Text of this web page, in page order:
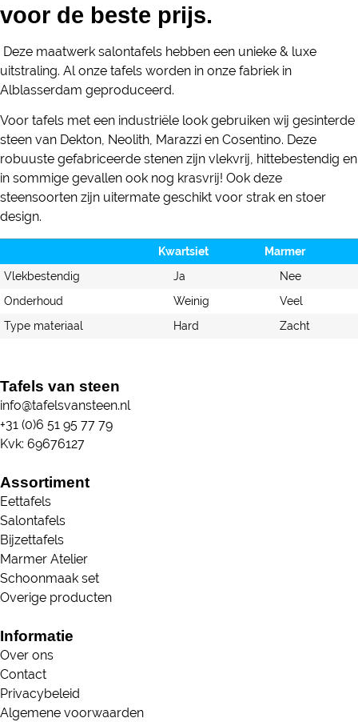
voor de beste prijs.
Deze maatwerk salontafels hebben een unieke & luxe
uitstraling. Al onze tafels worden in onze fabriek in
Alblasserdam geproduceerd.
Voor tafels met een industriële look gebruiken wij gesinterde
steen van Dekton, Neolith, Marazzi en Cosentino. Deze
robuuste gefabriceerde stenen zijn vlekvrij, hittebestendig en
in sommige gevallen ook nog krasvrij! Ook deze
steensoorten zijn uitermate geschikt voor strak en stoer
design.
Kwartsiet
Marmer
Vlekbestendig
Ja
Nee
Onderhoud
Weinig
Veel
Type materiaal
Hard Zacht
Tafels van steen
info@tafelsvansteen.nl
+31 (0)6 51 95 77 79
Kvk: 69676127
Assortiment
Eettafels
Salontafels
Bijzettafels
Marmer Atelier
Schoonmaak set
Overige producten
Informatie
Over ons
Contact
Privacybeleid
Algemene voorwaarden